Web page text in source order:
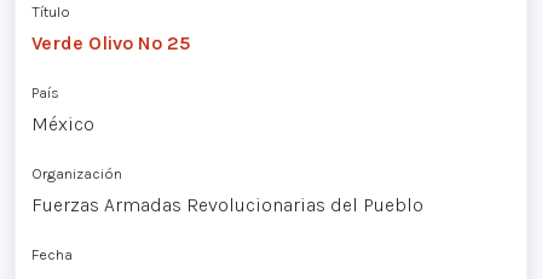
Título
Verde Olivo Nº 25
País
México
Organización
Fuerzas Armadas Revolucionarias del Pueblo
Fecha